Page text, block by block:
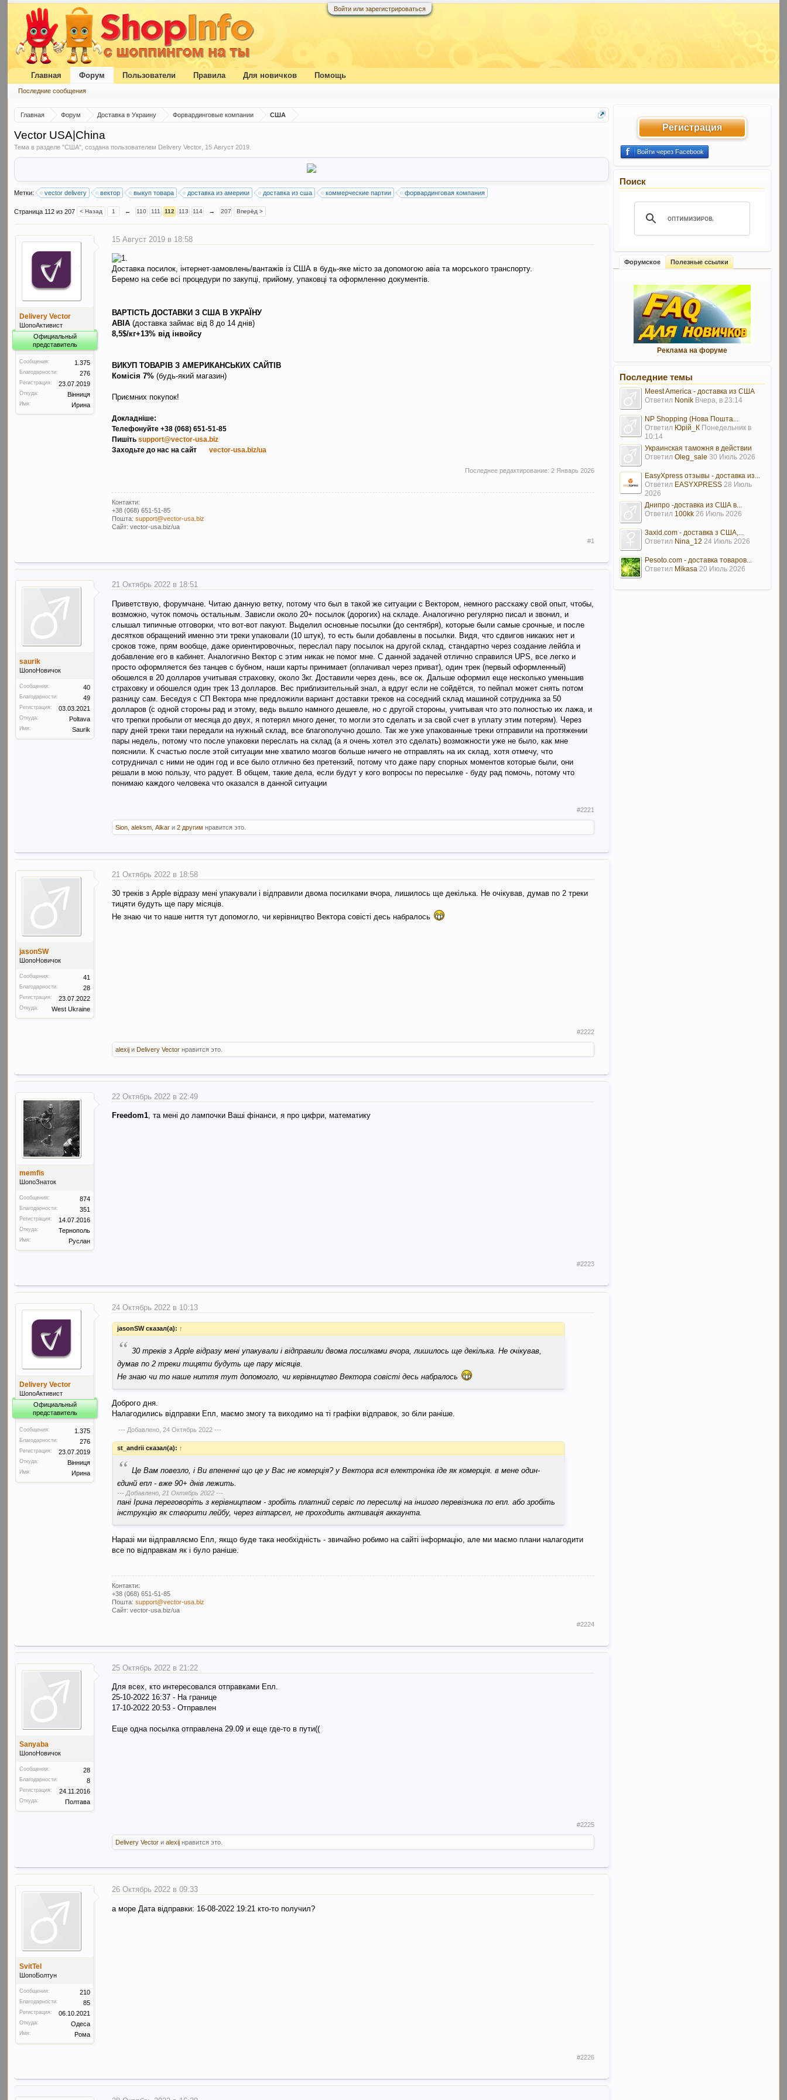
Войти или зарегистрироваться
Главная Форум Доставка в Украину Форвардинговые компании США
Vector USA|China
Тема в разделе "США", создана пользователем Delivery Vector 15 Август 2019
Метки: vector delivery вектор выкуп товара доставка из америки доставка из сша коммерческие партии форвардинговая компания
Страница 112 из 207 < Назад 1 ← 110 111 112 113 114 → 207 Вперёд >
Delivery Vector
ШопоАктивист
Официальный
представитель
Сообщения: 1.375
Благодарности: 276
Регистрация: 23.07.2019
Откуда: Вінниця
Имя: Ирина
15 Август 2019 в 18:58
Доставка посилок, інтернет-замовлень/вантажів із США в будь-яке місто за допомогою авіа та морського транспорту.
Беремо на себе всі процедури по закупці, прийому, упаковці та оформленню документів.​
ВАРТІСТЬ ДОСТАВКИ З США В УКРАЇНУ
АВІА (доставка займає від 8 до 14 днів)
8,5$/кг+13% від інвойсу
ВИКУП ТОВАРІВ З АМЕРИКАНСЬКИХ САЙТІВ
Комісія 7% (будь-який магазин)
Приємних покупок!
Докладніше:
Телефонуйте +38 (068) 651-51-85
Пишітьsupport@vector-usa.biz
Заходьте до нас на сайт
vector-usa.biz/ua
Последнее редактирование: 2 Январь 2026
Контакти:
+38 (068) 651-51-85
Пошта:support@vector-usa.biz
Сайт: vector-usa.biz/ua
#1
saurik
ШопоНовичок
Сообщения: 40
Благодарности: 49
Регистрация: 03.03.2021
Откуда: Poltava
Имя: Saurik
21 Октябрь 2022 в 18:51
Приветствую, форумчане. Читаю данную ветку, потому что был в такой же ситуации с Вектором, немного расскажу свой опыт, чтобы,
возможно, чуток помочь остальным. Зависли около 20+ посылок (дорогих) на складе. Аналогично регулярно писал и звонил, и
слышал типичные отговорки, что вот-вот пакуют. Выделил основные посылки (до сентября), которые были самые срочные, и после
десятков обращений именно эти треки упаковали (10 штук), то есть были добавлены в посылки. Видя, что сдвигов никаких нет и
сроков тоже, прям вообще, даже ориентировочных, переслал пару посылок на другой склад, стандартно через создание лейбла и
добавление его в кабинет. Аналогично Вектор с этим никак не помог мне. С данной задачей отлично справился UPS, все легко и
просто оформляется без танцев с бубном, наши карты принимает (оплачивал через приват), один трек (первый оформленный)
обошелся в 20 долларов учитывая страховку, около 3кг. Доставили через день, все ок. Дальше оформил еще несколько уменьшив
страховку и обошелся один трек 13 долларов. Вес приблизительный знал, а вдруг если не сойдётся, то пейпал может снять потом
разницу сам. Беседуя с СП Вектора мне предложили вариант доставки треков на соседний склад машиной сотрудника за 50
долларов (с одной стороны рад и этому, ведь вышло намного дешевле, но с другой стороны, учитывая что это полностью их лажа, и
что трепки пробыли от месяца до двух, я потерял много денег, то могли это сделать и за свой счет в уплату этим потерям). Через
пару дней треки таки передали на нужный склад, все благополучно дошло. Так же уже упакованные треки отправили на протяжении
пары недель, потому что после упаковки переслать на склад (а я очень хотел это сделать) возможности уже не было, как мне
пояснили. К счастью после этой ситуации мне хватило мозгов больше ничего не отправлять на их склад, хотя отмечу, что
сотрудничал с ними не один год и все было отлично без претензий, потому что даже пару спорных моментов которые были, они
решали в мою пользу, что радует. В общем, такие дела, если будут у кого вопросы по пересылке - буду рад помочь, потому что
понимаю каждого человека что оказался в данной ситуации
#2221
Sion ,aleksm ,Alkar и2 другим нравится это.
jasonSW
ШопоНовичок
Сообщения: 41
Благодарности: 28
Регистрация: 23.07.2022
Откуда: West Ukraine
21 Октябрь 2022 в 18:58
30 треків з Apple відразу мені упакували і відправили двома посилками вчора, лишилось ще декілька. Не очікував, думав по 2 треки
тицяти будуть ще пару місяців.
Не знаю чи то наше ниття тут допомогло, чи керівництво Вектора совісті десь набралось
#2222
alexij иDelivery Vector нравится это.
memfis
ШопоЗнаток
Сообщения: 874
Благодарности: 351
Регистрация: 14.07.2016
Откуда: Тернополь
Имя: Руслан
22 Октябрь 2022 в 22:49
Freedom1 , та мені до лампочки Ваші фінанси, я про цифри, математику
#2223
Delivery Vector
ШопоАктивист
Официальный
представитель
Сообщения: 1.375
Благодарности: 276
Регистрация: 23.07.2019
Откуда: Вінниця
Имя: Ирина
24 Октябрь 2022 в 10:13
jasonSW сказал(а): ↑
“ 30 треків з Apple відразу мені упакували і відправили двома посилками вчора, лишилось ще декілька. Не очікував,
думав по 2 треки тицяти будуть ще пару місяців.
Не знаю чи то наше ниття тут допомогло, чи керівництво Вектора совісті десь набралось
Доброго дня.
Налагодились відправки Епл, маємо змогу та виходимо на ті графіки відправок, зо біли раніше.
--- Добавлено,24 Октябрь 2022 ---
st_andrii сказал(а): ↑
“ Це Вам повезло, і Ви впененні що це у Вас не комерція? у Вектора вся електроніка іде як комерція. в мене один-
єдинй епл - вже 90+ днів лежить.
--- Добавлено,21 Октябрь 2022 ---
пані Ірина переговоріть з керівництвом - зробіть платний сервіс по пересилці на іншого перевізника по епл. або зробіть
інструкцію як створити лейбу, через віппарсел, не проходить активація аккаунта.
Наразі ми відправляємо Епл, якщо буде така необхідність - звичайно робимо на сайті інформацію, але ми маємо плани налагодити
все по відправкам як і було раніше.
Контакти:
+38 (068) 651-51-85
Пошта:support@vector-usa.biz
Сайт: vector-usa.biz/ua
#2224
Sanyaba
ШопоНовичок
Сообщения: 28
Благодарности: 8
Регистрация: 24.11.2016
Откуда: Полтава
25 Октябрь 2022 в 21:22
Для всех, кто интересовался отправками Епл.
25-10-2022 16:37 - На границе
17-10-2022 20:53 - Отправлен
Еще одна посылка отправлена 29.09 и еще где-то в пути((
#2225
Delivery Vector иalexij нравится это.
SvitTel
ШопоБолтун
Сообщения: 210
Благодарности: 85
Регистрация: 06.10.2021
Откуда: Одеса
Имя: Рома
26 Октябрь 2022 в 09:33
а море Дата відправки: 16-08-2022 19:21 кто-то получил?
#2226
Регистрация
Войти через Facebook
Поиск
Форумское Полезные ссылки
Реклама на форуме
Последние темы
Meest America - доставка из США
Ответил Nonik Вчера, в 23:14
NP Shopping (Нова Пошта...
Ответил Юрій_К Понедельник в
10:14
Украинская таможня в действии
Ответил Oleg_sale 30 Июль 2026
EasyXpress отзывы - доставка из...
Ответил EASYXPRESS 28 Июль
2026
Днипро -доставка из США в...
Ответил 100kk 26 Июль 2026
3axid.com - доставка з США,...
Ответил Nina_12 24 Июль 2026
Pesoto.com - доставка товаров...
Ответил Mikasa 20 Июль 2026
Главная Форум
Последние сообщения
Пользователи Правила Для новичков Помощь